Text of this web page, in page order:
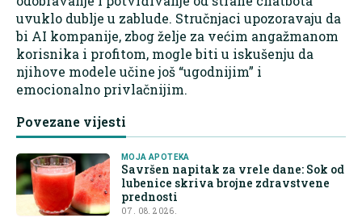
uvuklo dublje u zablude. Stručnjaci upozoravaju da
bi AI kompanije, zbog želje za većim angažmanom
korisnika i profitom, mogle biti u iskušenju da
njihove modele učine još “ugodnijim” i
emocionalno privlačnijim.
Povezane vijesti
MOJA APOTEKA
Savršen napitak za vrele dane: Sok od
lubenice skriva brojne zdravstvene
prednosti
07. 08. 2026.